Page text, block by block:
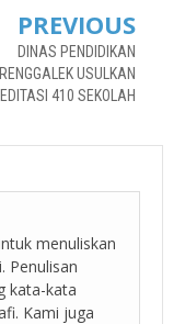
PREVIOUS
DINAS PENDIDIKAN
USULKAN
410 SEKOLAH
menuliskan
Penulisan
kata-kata
Kami juga